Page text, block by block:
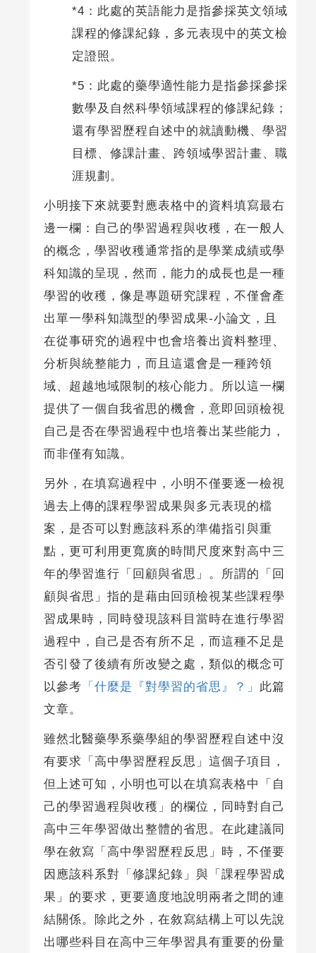
*4：此處的英語能力是指參採英文領域
課程的修課紀錄，多元表現中的英文檢
定證照。
*5：此處的藥學適性能力是指參採參採
數學及自然科學領域課程的修課紀錄；
還有學習歷程自述中的就讀動機、學習
目標、修課計畫、跨領域學習計畫、職
涯規劃。
小明接下來就要對應表格中的資料填寫最右
邊一欄：自己的學習過程與收穫，在一般人
的概念，學習收穫通常指的是學業成績或學
科知識的呈現，然而，能力的成長也是一種
學習的收穫，像是專題研究課程，不僅會產
出單一學科知識型的學習成果-小論文，且
在從事研究的過程中也會培養出資料整理、
分析與統整能力，而且這還會是一種跨領
域、超越地域限制的核心能力。所以這一欄
提供了一個自我省思的機會，意即回頭檢視
自己是否在學習過程中也培養出某些能力，
而非僅有知識。
另外，在填寫過程中，小明不僅要逐一檢視
過去上傳的課程學習成果與多元表現的檔
案，是否可以對應該科系的準備指引與重
點，更可利用更寬廣的時間尺度來對高中三
年的學習進行「回顧與省思」。所謂的「回
顧與省思」指的是藉由回頭檢視某些課程學
習成果時，同時發現該科目當時在進行學習
過程中，自己是否有所不足，而這種不足是
否引發了後續有所改變之處，類似的概念可
以參考 「什麼是『對學習的省思』？」 此篇
文章。
雖然北醫藥學系藥學組的學習歷程自述中沒
有要求「高中學習歷程反思」這個子項目，
但上述可知，小明也可以在填寫表格中「自
己的學習過程與收穫」的欄位，同時對自己
高中三年學習做出整體的省思。在此建議同
學在敘寫「高中學習歷程反思」時，不僅要
因應該科系對「修課紀錄」與「課程學習成
果」的要求，更要適度地說明兩者之間的連
結關係。除此之外，在敘寫結構上可以先說
出哪些科目在高中三年學習具有重要的份量